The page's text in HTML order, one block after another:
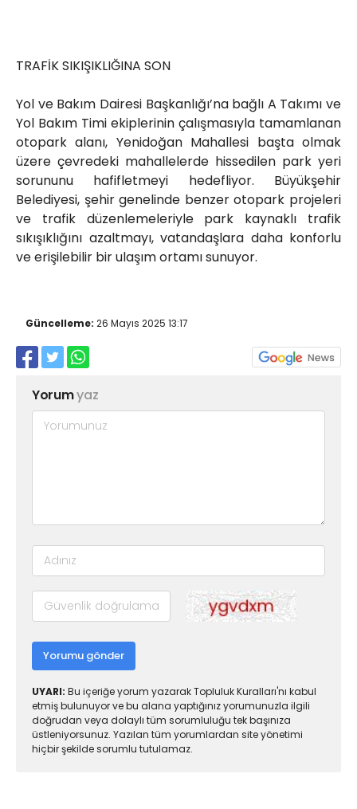
TRAFİK SIKIŞIKLIĞINA SON
Yol ve Bakım Dairesi Başkanlığı’na bağlı A Takımı ve
Yol Bakım Timi ekiplerinin çalışmasıyla tamamlanan
otopark alanı, Yenidoğan Mahallesi başta olmak
üzere çevredeki mahallelerde hissedilen park yeri
sorununu hafifletmeyi hedefliyor. Büyükşehir
Belediyesi, şehir genelinde benzer otopark projeleri
ve trafik düzenlemeleriyle park kaynaklı trafik
sıkışıklığını azaltmayı, vatandaşlara daha konforlu
ve erişilebilir bir ulaşım ortamı sunuyor.
Güncelleme: 26 Mayıs 2025 13:17
Yorumyaz
Yorumu gönder
UYARI: Bu içeriğe yorum yazarak Topluluk Kuralları'nı kabul
etmiş bulunuyor ve bu alana yaptığınız yorumunuzla ilgili
doğrudan veya dolaylı tüm sorumluluğu tek başınıza
üstleniyorsunuz. Yazılan tüm yorumlardan site yönetimi
hiçbir şekilde sorumlu tutulamaz.